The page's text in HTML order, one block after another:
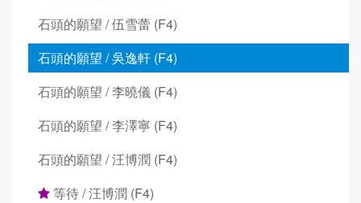
石頭的願望 / 伍雪蕾 (F4)
石頭的願望 / 吳逸軒 (F4)
石頭的願望 / 李曉儀 (F4)
石頭的願望 / 李澤寧 (F4)
石頭的願望 / 汪博潤 (F4)
等待 / 汪博潤 (F4)